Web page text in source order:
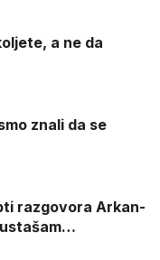
a ne da
znali da se
razgovora Arkan-